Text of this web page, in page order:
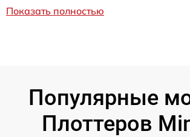
Показать полностью
Популярные
Плоттеров